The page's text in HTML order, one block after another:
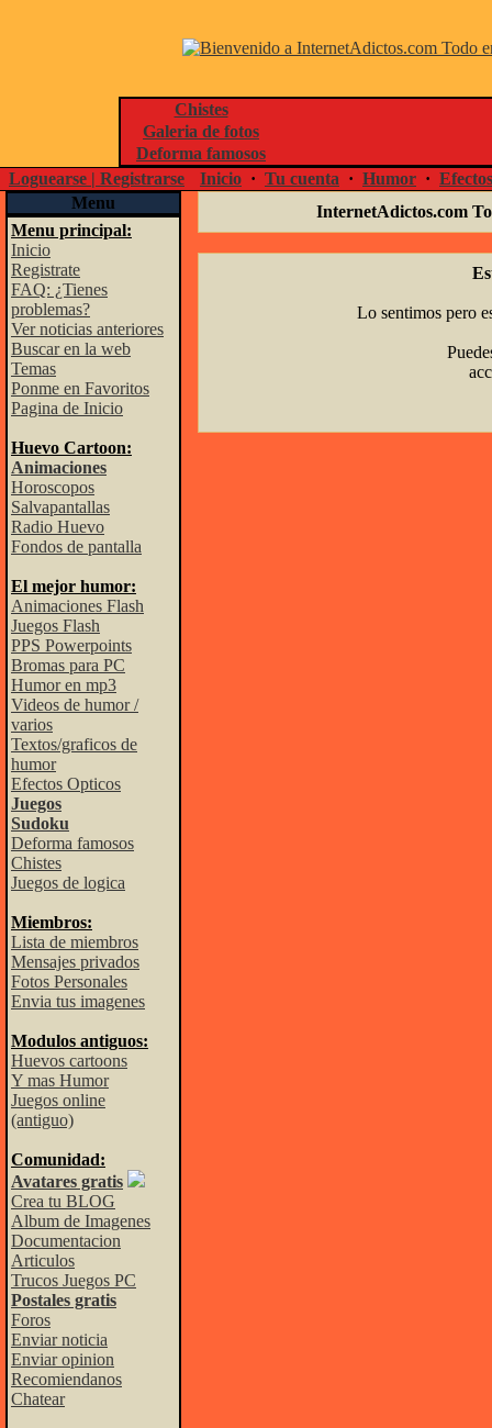
Chistes
Galeria de fotos
Deforma famosos
Loguearse | Registrarse
Inicio · Tu cuenta · Humor ·
Menu
Menu principal:
Inicio
Registrate
FAQ: ¿Tienes
problemas?
Ver noticias anteriores
Buscar en la web
Temas
Ponme en Favoritos
Pagina de Inicio
Huevo Cartoon:
Animaciones
Horoscopos
Salvapantallas
Radio Huevo
Fondos de pantalla
El mejor humor:
Animaciones Flash
Juegos Flash
PPS Powerpoints
Bromas para PC
Humor en mp3
Videos de humor /
varios
Textos/graficos de
humor
Efectos Opticos
Juegos
Sudoku
Deforma famosos
Chistes
Juegos de logica
Miembros:
Lista de miembros
Mensajes privados
Fotos Personales
Envia tus imagenes
Modulos antiguos:
Huevos cartoons
Y mas Humor
Juegos online
(antiguo)
Comunidad:
Avatares gratis
Crea tu BLOG
Album de Imagenes
Documentacion
Articulos
Trucos Juegos PC
Postales gratis
Foros
Enviar noticia
Enviar opinion
Recomiendanos
Chatear
InternetAdictos.com
Lo sentimos pero